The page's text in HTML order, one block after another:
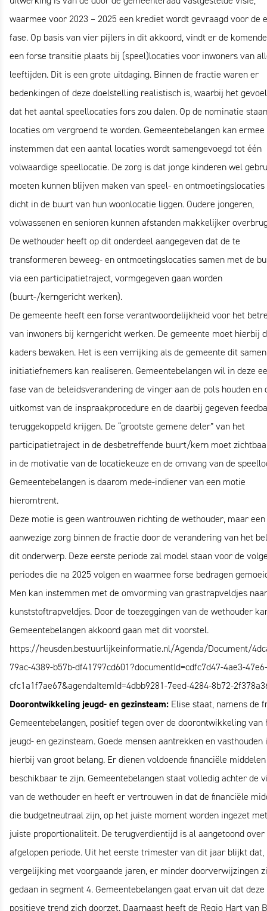
waarmee voor 2023 – 2025 een krediet wordt gevraagd voor de
fase. Op basis van vier pijlers in dit akkoord, vindt er de
een forse transitie plaats bij (speel)locaties voor inwoners van
leeftijden. Dit is een grote uitdaging. Binnen de fractie waren er
bedenkingen of deze doelstelling realistisch is, waarbij het
dat het aantal speellocaties fors zou dalen. Op de nominatie
locaties om vergroend te worden. Gemeentebelangen kan ermee
instemmen dat een aantal locaties wordt samengevoegd tot één
volwaardige speellocatie. De zorg is dat jonge kinderen wel
moeten kunnen blijven maken van speel- en ontmoetingslocaties
dicht in de buurt van hun woonlocatie liggen. Oudere jongeren,
volwassenen en senioren kunnen afstanden makkelijker
De wethouder heeft op dit onderdeel aangegeven dat de te
transformeren beweeg- en ontmoetingslocaties samen met de
via een participatietraject, vormgegeven gaan worden
(buurt-/kerngericht werken).
De gemeente heeft een forse verantwoordelijkheid voor het
van inwoners bij kerngericht werken. De gemeente moet hierbij
kaders bewaken. Het is een verrijking als de gemeente dit
initiatiefnemers kan realiseren. Gemeentebelangen wil in deze
fase van de beleidsverandering de vinger aan de pols houden en
uitkomst van de inspraakprocedure en de daarbij gegeven
teruggekoppeld krijgen. De “grootste gemene deler” van het
participatietraject in de desbetreffende buurt/kern moet
in de motivatie van de locatiekeuze en de omvang van de
Gemeentebelangen is daarom mede-indiener van een motie
hieromtrent.
Deze motie is geen wantrouwen richting de wethouder, maar een
aanwezige zorg binnen de fractie door de verandering van het
dit onderwerp. Deze eerste periode zal model staan voor de
periodes die na 2025 volgen en waarmee forse bedragen
Men kan instemmen met de omvorming van grastrapveldjes naar
kunststoftrapveldjes. Door de toezeggingen van de wethouder
Gemeentebelangen akkoord gaan met dit voorstel.
https://heusden.bestuurlijkeinformatie.nl/Agenda/Document/
79ac-4389-b57b-df41797cd601?documentId=cdfc7d47-4ae3-
cfc1a1f7ae67&agendaItemId=4dbb9281-7eed-4284-8b72-
Doorontwikkeling jeugd- en gezinsteam: Elise staat, namens de
Gemeentebelangen, positief tegen over de doorontwikkeling van
jeugd- en gezinsteam. Goede mensen aantrekken en vasthouden
hierbij van groot belang. Er dienen voldoende financiële middelen
beschikbaar te zijn. Gemeentebelangen staat volledig achter de
van de wethouder en heeft er vertrouwen in dat de financiële
die budgetneutraal zijn, op het juiste moment worden ingezet
juiste proportionaliteit. De terugverdientijd is al aangetoond over
afgelopen periode. Uit het eerste trimester van dit jaar blijkt dat,
vergelijking met voorgaande jaren, er minder doorverwijzingen
gedaan in segment 4. Gemeentebelangen gaat ervan uit dat deze
positieve trend zich doorzet. Daarnaast heeft de Regio Hart van